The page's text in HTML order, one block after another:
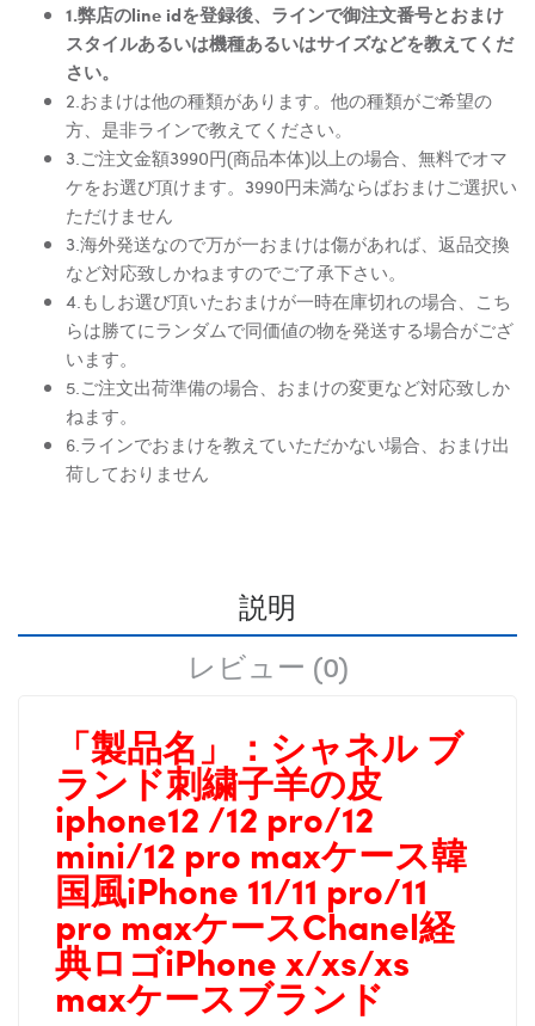
1.弊店のline idを登録後、ラインで御注文番号とおまけ
スタイルあるいは機種あるいはサイズなどを教えてくだ
さい。
2.おまけは他の種類があります。他の種類がご希望の
方、是非ラインで教えてください。
3.ご注文金額3990円(商品本体)以上の場合、無料でオマ
ケをお選び頂けます。3990円未満ならばおまけご選択い
ただけません
3.海外発送なので万が一おまけは傷があれば、返品交換
など対応致しかねますのでご了承下さい。
4.もしお選び頂いたおまけが一時在庫切れの場合、こち
らは勝てにランダムで同価値の物を発送する場合がござ
います。
5.ご注文出荷準備の場合、おまけの変更など対応致しか
ねます。
6.ラインでおまけを教えていただかない場合、おまけ出
荷しておりません
説明
レビュー (0)
「製品名」： シャネル ブ
ランド刺繍子羊の皮
iphone12 /12 pro/12
mini/12 pro maxケース韓
国風iPhone 11/11 pro/11
pro maxケースChanel経
典ロゴiPhone x/xs/xs
maxケースブランド